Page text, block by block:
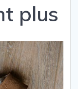
plus